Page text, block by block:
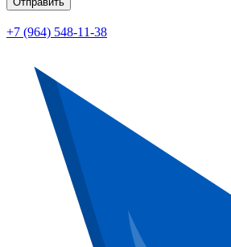
+7 (964) 548-11-38